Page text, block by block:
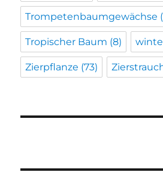
Trompetenbaumgewächse
Tropischer Baum (8)
Zierpflanze (73)